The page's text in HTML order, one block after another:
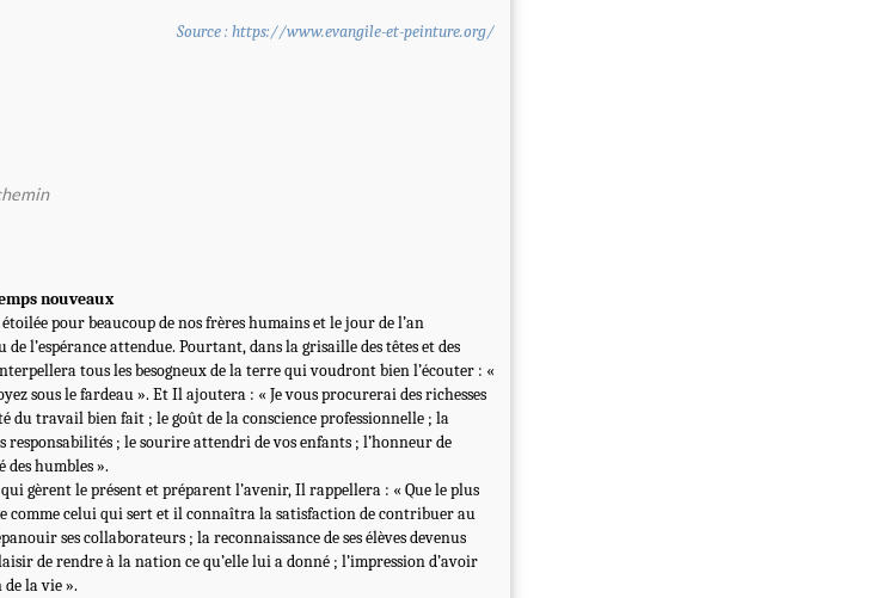
Source : https://www.evangile-et-peinture.org/
nouveaux
pour beaucoup de nos frères humains et le jour de l’an
de l’espérance attendue. Pourtant, dans la grisaille des têtes et des
tous les besogneux de la terre qui voudront bien l’écouter : «
sous le fardeau ». Et Il ajoutera : « Je vous procurerai des richesses
du travail bien fait ; le goût de la conscience professionnelle ; la
responsabilités ; le sourire attendri de vos enfants ; l’honneur de
humbles ».
gèrent le présent et préparent l’avenir, Il rappellera : « Que le plus
comme celui qui sert et il connaîtra la satisfaction de contribuer au
ses collaborateurs ; la reconnaissance de ses élèves devenus
de rendre à la nation ce qu’elle lui a donné ; l’impression d’avoir
la vie ».